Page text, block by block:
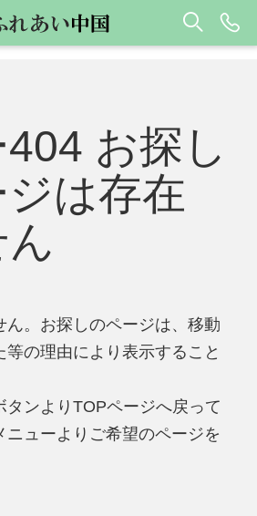
お探し
は存在
ん。お探しのページは、移動
等の理由により表示すること
タンよりTOPページへ戻って
ニューよりご希望のページを